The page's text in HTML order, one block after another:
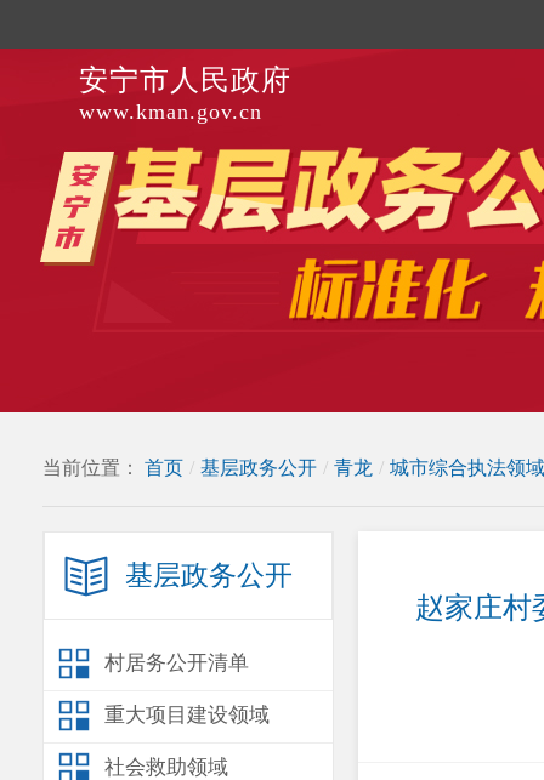
安宁市人民政府
www.kman.gov.cn
当前位置： 首页 / 基层政务公开 / 青龙 / 城市综合执法领域
基层政务公开
村居务公开清单
重大项目建设领域
社会救助领域
赵家庄村